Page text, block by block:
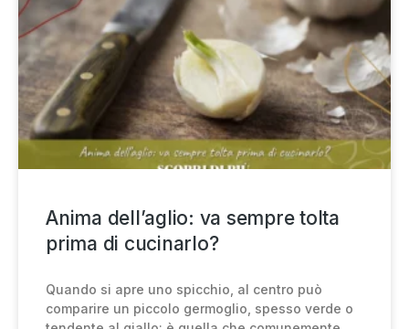
Anima dell’aglio: va sempre tolta
prima di cucinarlo?
Quando si apre uno spicchio, al centro può
comparire un piccolo germoglio, spesso verde o